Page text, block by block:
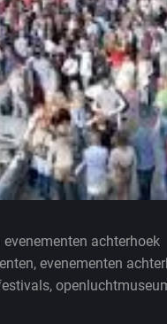
evenementen achterhoek
, evenementen
,